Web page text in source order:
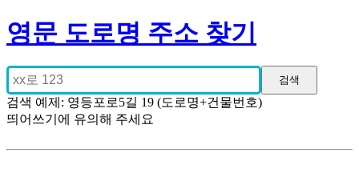
영문 도로명 주소 찾기
검색 예제: 영등포로5길 19 (도로명+건물번호)
띄어쓰기에 유의해 주세요